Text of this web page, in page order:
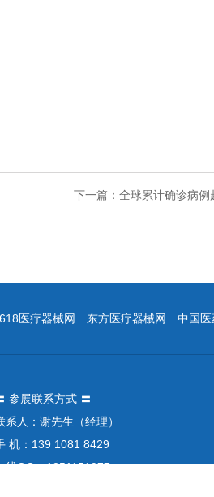
下一篇： 全球累计确诊病例
医疗器械网 东方医疗器械网 中国医
参展联系方式 〓
系人：谢先生（经理）
机：139 1081 8429
线QQ：1251151977